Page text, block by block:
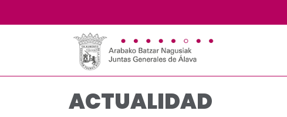
Resumen de los
ACTUALIDAD